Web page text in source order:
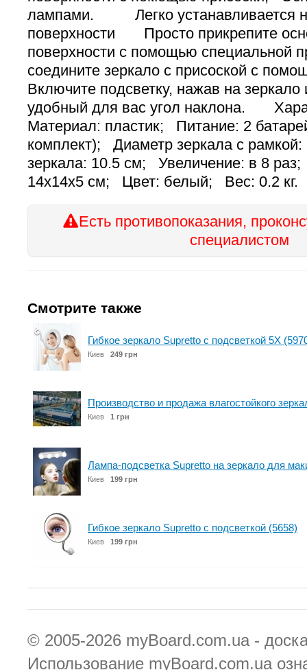
лампами. Легко устанавливается
поверхности Просто прикрепите
поверхности с помощью специальной
соедините зеркало с присоской с
Включите подсветку, нажав на зеркало
удобный для вас угол наклона.
Материал: пластик; Питание: 2
комплект); Диаметр зеркала с
зеркала: 10.5 см; Увеличение: в 8
14х14х5 см; Цвет: белый; Вес: 0.2 кг.
Есть противопоказания,
специалистом
Смотрите также
Гибкое зеркало Supretto с подсветкой 5Х
Киев 249 грн
Производство и продажа влагостойкого
Киев 1 грн
Лампа-подсветка Supretto на зеркало для
Киев 199 грн
Гибкое зеркало Supretto с подсветкой (5658)
Киев 199 грн
© 2005-2026 myBoard.com.ua -
Использование myBoard.com.ua